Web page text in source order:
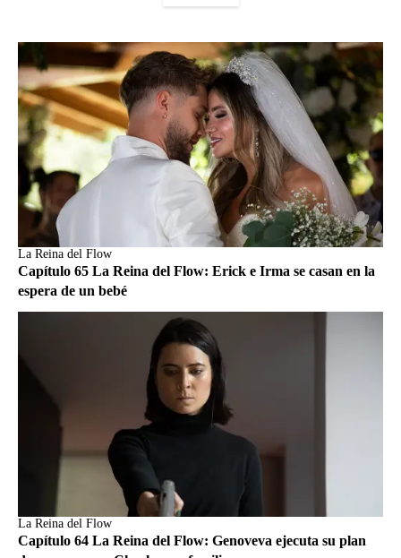
La Reina del Flow
Capítulo 65 La Reina del Flow: Erick e Irma se casan en la
espera de un bebé
La Reina del Flow
Capítulo 64 La Reina del Flow: Genoveva ejecuta su plan